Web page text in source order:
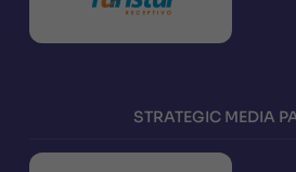
STRATEGIC MEDIA